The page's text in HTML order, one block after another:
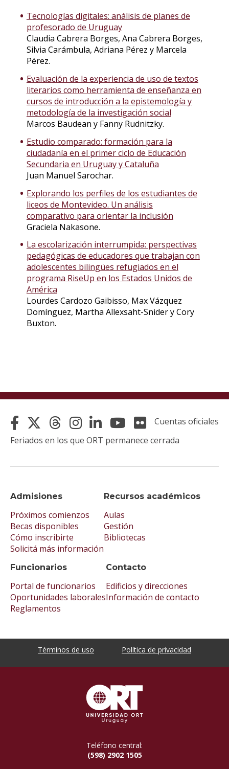
Tecnologías digitales: análisis de planes de
profesorado de Uruguay
Claudia Cabrera Borges, Ana Cabrera Borges,
Silvia Carámbula, Adriana Pérez y Marcela
Pérez.
Evaluación de la experiencia de uso de textos
literarios como herramienta de enseñanza en
cursos de introducción a la epistemología y
metodología de la investigación social
Marcos Baudean y Fanny Rudnitzky.
Estudio comparado: formación para la
ciudadanía en el primer ciclo de Educación
Secundaria en Uruguay y Cataluña
Juan Manuel Sarochar.
Explorando los perfiles de los estudiantes de
liceos de Montevideo. Un análisis
comparativo para orientar la inclusión
Graciela Nakasone.
La escolarización interrumpida: perspectivas
pedagógicas de educadores que trabajan con
adolescentes bilingües refugiados en el
programa RiseUp en los Estados Unidos de
América
Lourdes Cardozo Gaibisso, Max Vázquez
Domínguez, Martha Allexsaht-Snider y Cory
Buxton.
Admisiones
Próximos comienzos
Becas disponibles
Cómo inscribirte
Solicitá más información
Recursos académicos
Aulas
Gestión
Bibliotecas
Funcionarios
Portal de funcionarios
Oportunidades laborales
Reglamentos
Contacto
Edificios y direcciones
Información de contacto
Cuentas oficiales
Feriados en los que ORT permanece cerrada
Términos de uso Política de privacidad
Teléfono central:
(598) 2902 1505